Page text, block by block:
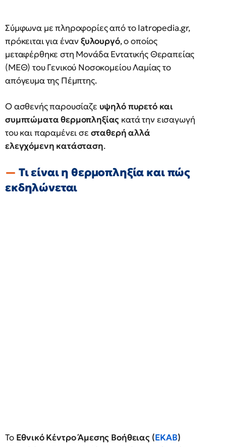
Σύμφωνα με πληροφορίες από το Iatropedia.gr,
πρόκειται για ένανξυλουργό, ο οποίος
μεταφέρθηκε στη Μονάδα Εντατικής Θεραπείας
(ΜΕΘ) του Γενικού Νοσοκομείου Λαμίας το
απόγευμα της Πέμπτης.
Ο ασθενής παρουσίαζε υψηλό πυρετό και
συμπτώματα θερμοπληξίας κατά την εισαγωγή
του και παραμένει σε σταθερή αλλά
ελεγχόμενη κατάσταση.
Τι είναι η θερμοπληξία και πώς
εκδηλώνεται
Το Εθνικό Κέντρο Άμεσης Βοήθειας (ΕΚΑΒ)